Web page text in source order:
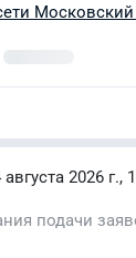
Московский
августа 2026 г.,
подачи